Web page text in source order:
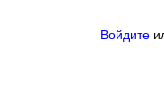
Войдите